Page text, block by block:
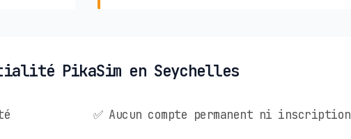
PikaSim en Seychelles
✅ Aucun compte permanent ni inscription